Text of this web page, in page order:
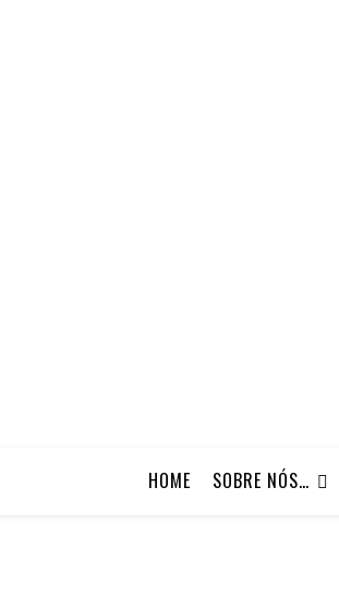
HOME SOBRE NÓS…